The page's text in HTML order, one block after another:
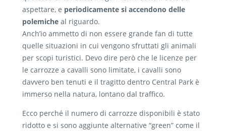
aspettare, e periodicamente si accendono delle
polemiche al riguardo.
Anch’io ammetto di non essere grande fan di tutte
quelle situazioni in cui vengono sfruttati gli animali
per scopi turistici. Devo dire però che le licenze per
le carrozze a cavalli sono limitate, i cavalli sono
davvero ben tenuti e il tragitto dentro Central Park è
immerso nella natura, lontano dal traffico.
Ecco perché il numero di carrozze disponibili è stato
ridotto e si sono aggiunte alternative “green” come il